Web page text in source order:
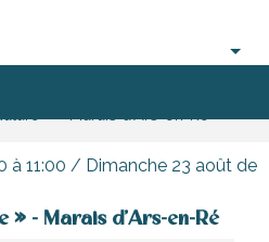
à 11:00 / Dimanche 23 août de
» - Marais d'Ars-en-Ré